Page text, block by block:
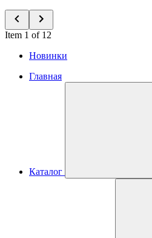
Item 1 of 12
Новинки
Главная
Каталог